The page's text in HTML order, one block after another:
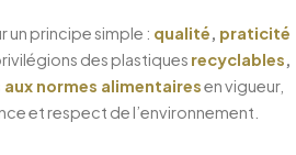
un principe simple : qualité praticité
des plastiques recyclables
normes alimentairesen vigueur,
et respect de l’environnement.